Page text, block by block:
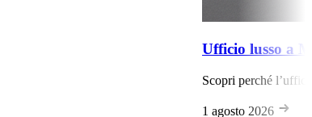
Ufficio lusso a Milano:
Scopri perché l’ufficio di lusso a